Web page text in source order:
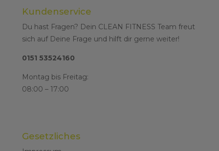
Kundenservice
Du hast Fragen? Dein CLEAN FITNESS Team freut
sich auf Deine Frage und hilft dir gerne weiter!
0151 53524160
Montag bis Freitag:
08:00 – 17:00
Gesetzliches